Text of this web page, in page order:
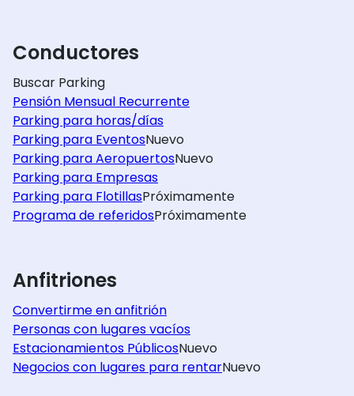
Conductores
Buscar Parking
Pensión Mensual Recurrente
Parking para horas/días
Parking para EventosNuevo
Parking para AeropuertosNuevo
Parking para Empresas
Parking para FlotillasPróximamente
Programa de referidosPróximamente
Anfitriones
Convertirme en anfitrión
Personas con lugares vacíos
Estacionamientos PúblicosNuevo
Negocios con lugares para rentarNuevo